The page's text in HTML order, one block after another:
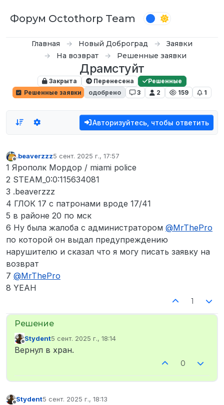
Форум Octothorp Team
Главная Новый Доброград
Заявки
На возврат
Решенные заявки
Драмстуйт
Закрыта Перенесена
Решенные
Решенные заявки
одобрено 3 2 159 1
Авторизуйтесь, чтобы ответить
Не в сети
.beaverzzz5 сент. 2025 г., 17:57
отредактировано
1 Ярополк Мордор / miami police
2 STEAM_0:0:115634081
3 .beaverzzz
4 ГЛОК 17 с патронами вроде 17/41
5 в районе 20 по мск
6 Ну была жалоба с администратором @MrThePro
по которой он выдал предупреждению
нарушителю и сказал что я могу писать заявку на
возврат
7 @MrThePro
8 YEAH
1
Не в сети
Stydent5 сент. 2025 г., 18:14
отредактировано
Вернул в хран.
0
Stydent5 сент. 2025 г., 18:13